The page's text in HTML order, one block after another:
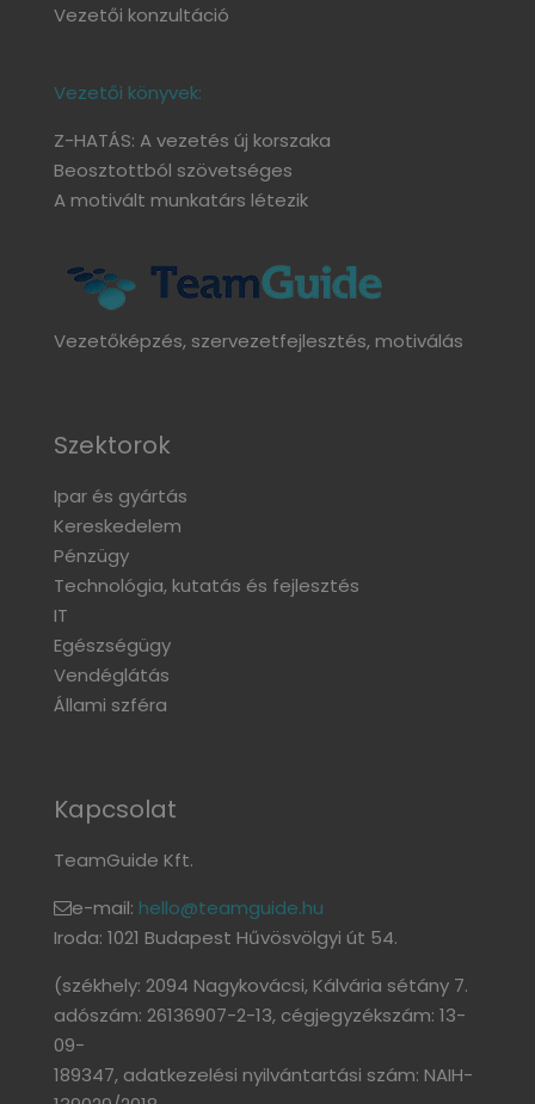
Vezetői konzultáció
Vezetői könyvek:
Z-HATÁS: A vezetés új korszaka
Beosztottból szövetséges
A motivált munkatárs létezik
Vezetőképzés, szervezetfejlesztés, motiválás
Szektorok
Ipar és gyártás
Kereskedelem
Pénzügy
Technológia, kutatás és fejlesztés
IT
Egészségügy
Vendéglátás
Állami szféra
Kapcsolat
TeamGuide Kft.
e-mail: hello@teamguide.hu
Iroda: 1021 Budapest Hűvösvölgyi út 54.
(székhely: 2094 Nagykovácsi, Kálvária sétány 7.
adószám: 26136907-2-13, cégjegyzékszám: 13-
09-
189347, adatkezelési nyilvántartási szám: NAIH-